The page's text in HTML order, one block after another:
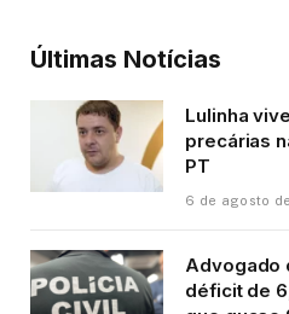
Últimas Notícias
Lulinha
precárias
PT
6 de agosto
Advogado
déficit de